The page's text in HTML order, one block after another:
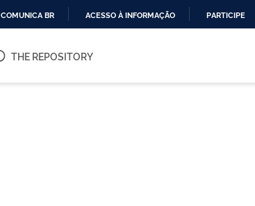
O
COMUNICA BR ACESSO À INFORMAÇÃO PARTICIPE
THE REPOSITORY